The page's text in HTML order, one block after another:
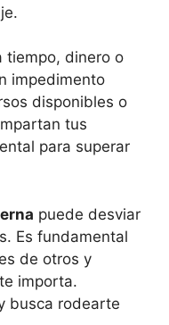
tiempo, dinero o
impedimento
disponibles o
tus
para superar
puede desviar
Es fundamental
de otros y
importa.
busca rodearte